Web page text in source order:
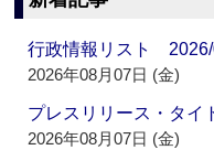
行政情報リスト
2026年08月07日 (金)
プレスリリース・タ
2026年08月07日 (金)